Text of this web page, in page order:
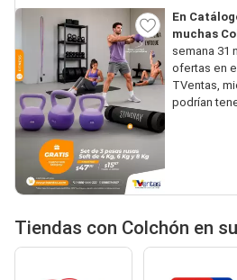
En
muchas
semana 31
ofertas en
TVentas,
podrían
Tiendas con Colchón en